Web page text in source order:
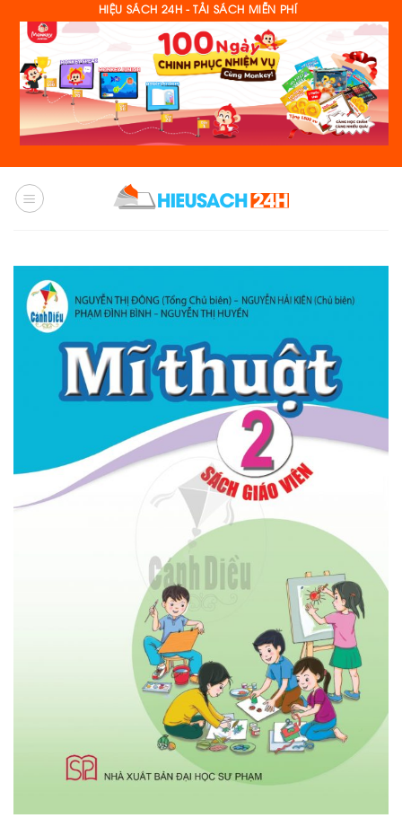
content
HIỆU SÁCH 24H - TẢI SÁCH MIỄN PHÍ